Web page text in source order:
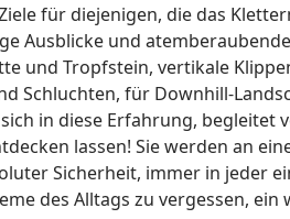
für diejenigen, die das
Ausblicke und
und Tropfstein, vertikale
Schluchten, für Downhill-
in diese Erfahrung,
lassen! Sie werden an
Sicherheit, immer in jeder
des Alltags zu vergessen,